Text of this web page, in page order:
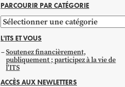
PARCOURIR PAR CATÉGORIE
Parcourir
par
catégorie
L'ITS ET VOUS
Soutenez financièrement,
publiquement ; participez à la vie de
l'ITS
ACCÈS AUX NEWLETTERS